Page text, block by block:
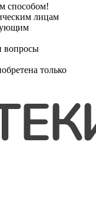
способом!
лицам
вопросы
только